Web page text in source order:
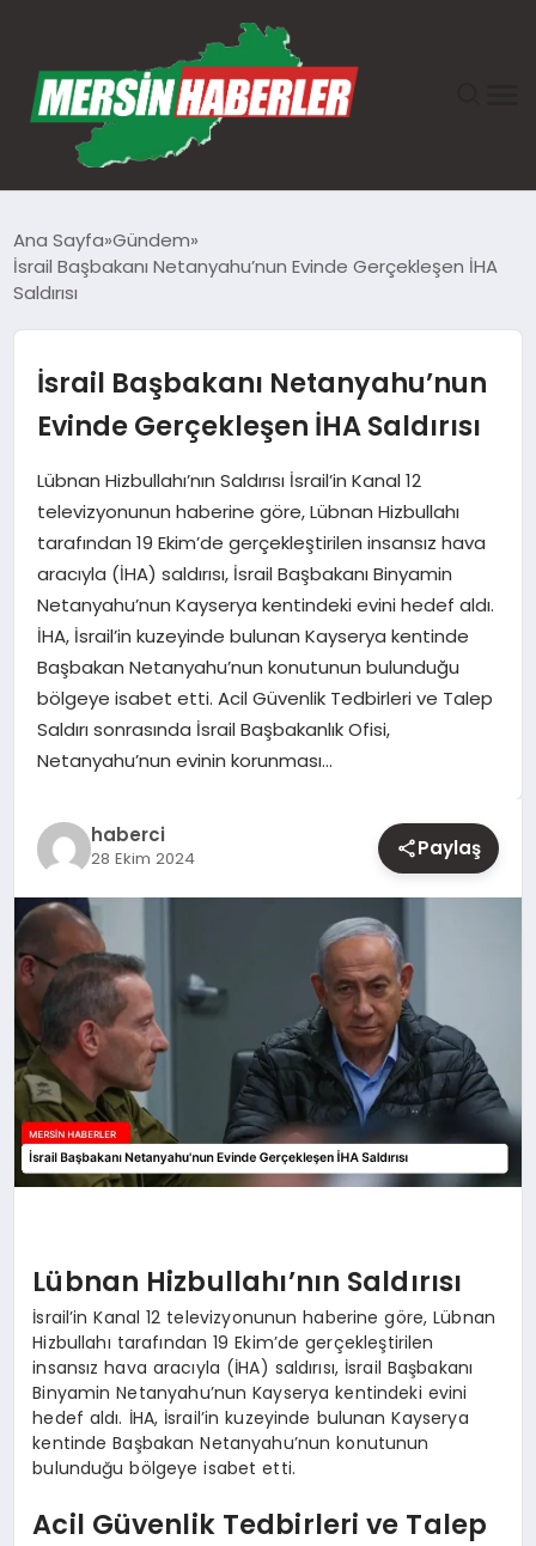
GÜNDEM
TEKNOLOJI
SPOR
YAŞAM
EĞITIM
Ana Sayfa Gündem
İsrail Başbakanı Netanyahu’nun Evinde Gerçekleşen İHA
Saldırısı
İsrail Başbakanı Netanyahu’nun
Evinde Gerçekleşen İHA Saldırısı
Lübnan Hizbullahı’nın Saldırısı İsrail’in Kanal 12
televizyonunun haberine göre, Lübnan Hizbullahı
tarafından 19 Ekim’de gerçekleştirilen insansız hava
aracıyla (İHA) saldırısı, İsrail Başbakanı Binyamin
Netanyahu’nun Kayserya kentindeki evini hedef aldı.
İHA, İsrail’in kuzeyinde bulunan Kayserya kentinde
Başbakan Netanyahu’nun konutunun bulunduğu
bölgeye isabet etti. Acil Güvenlik Tedbirleri ve Talep
Saldırı sonrasında İsrail Başbakanlık Ofisi,
Netanyahu’nun evinin korunması…
haberci
28 Ekim 2024 Paylaş
Lübnan Hizbullahı’nın Saldırısı
İsrail’in Kanal 12 televizyonunun haberine göre, Lübnan
Hizbullahı tarafından 19 Ekim’de gerçekleştirilen
insansız hava aracıyla (İHA) saldırısı, İsrail Başbakanı
Binyamin Netanyahu’nun Kayserya kentindeki evini
hedef aldı. İHA, İsrail’in kuzeyinde bulunan Kayserya
kentinde Başbakan Netanyahu’nun konutunun
bulunduğu bölgeye isabet etti.
Acil Güvenlik Tedbirleri ve Talep